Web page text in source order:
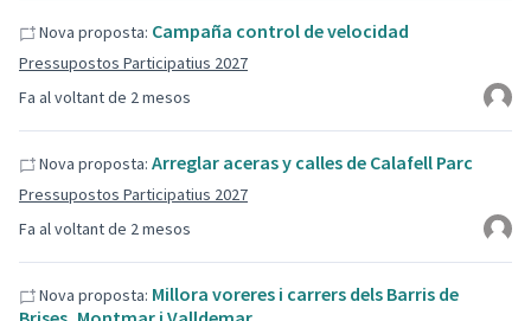
Fa al voltant de 2 mesos
Nova proposta: Campaña control de velocidad
Pressupostos Participatius 2027
Fa al voltant de 2 mesos
Nova proposta: Arreglar aceras y calles de Calafell Parc
Pressupostos Participatius 2027
Nova proposta: Millora voreres i carrers dels Barris de